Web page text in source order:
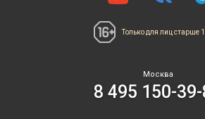
Только для лиц старше
Москва
8 495 150-